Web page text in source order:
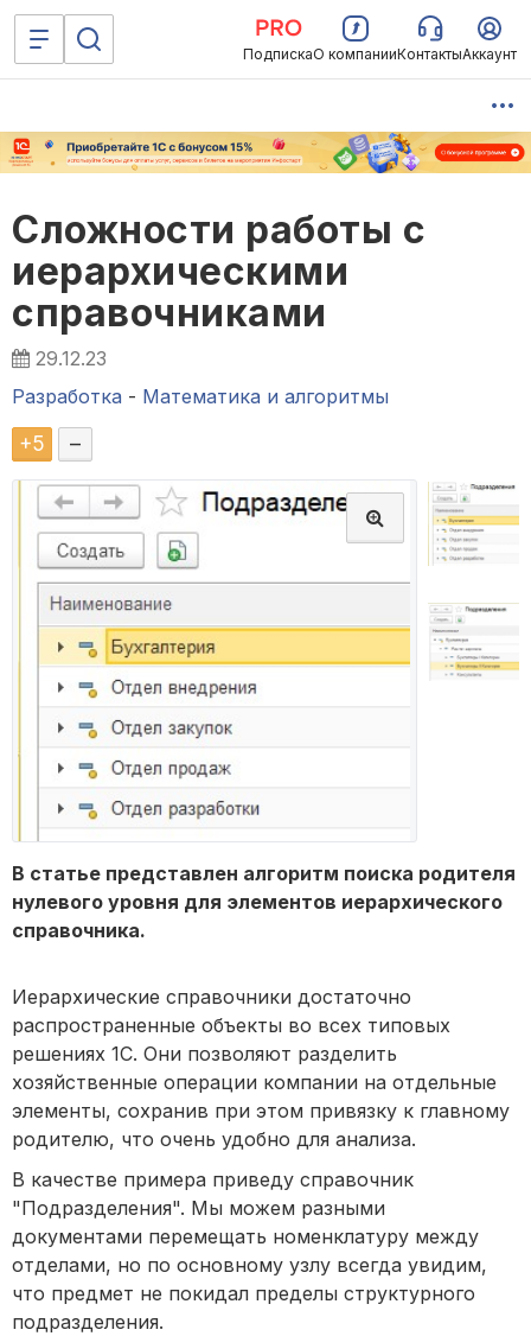
ПодпискаО компанииКонтактыАккаунт
Сложности работы с
иерархическими
справочниками
29.12.23
Разработка - Математика и алгоритмы
+5 –
В статье представлен алгоритм поиска родителя
нулевого уровня для элементов иерархического
справочника.
Иерархические справочники достаточно
распространенные объекты во всех типовых
решениях 1С. Они позволяют разделить
хозяйственные операции компании на отдельные
элементы, сохранив при этом привязку к главному
родителю, что очень удобно для анализа.
В качестве примера приведу справочник
"Подразделения". Мы можем разными
документами перемещать номенклатуру между
отделами, но по основному узлу всегда увидим,
что предмет не покидал пределы структурного
подразделения.